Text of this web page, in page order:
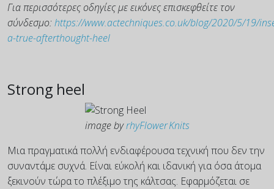
Για περισσότερες οδηγίες με εικόνες επισκεφθείτε τον
σύνδεσμο: https://www.actechniques.co.uk/blog/2020/5/19/
a-true-afterthought-heel
Strong heel
image byrhyFlower Knits
Μια πραγματικά πολλή ενδιαφέρουσα τεχνική που δεν την
συναντάμε συχνά. Είναι εύκολή και ιδανική για όσα άτομα
ξεκινούν τώρα το πλέξιμο της κάλτσας. Εφαρμόζεται σε